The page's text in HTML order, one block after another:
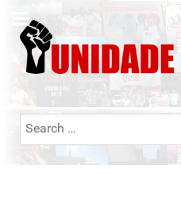
Search